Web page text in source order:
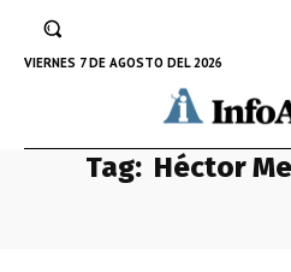
VIERNES 7 DE AGOSTO DEL 2026
Tag: Héctor